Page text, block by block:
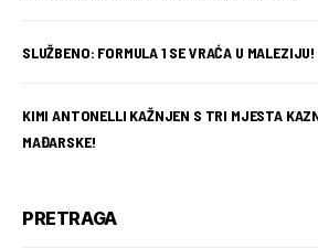
SLUŽBENO: FORMULA 1 SE VRAĆA U MALEZIJU!
KIMI ANTONELLI KAŽNJEN S TRI MJESTA
MAĐARSKE!
PRETRAGA